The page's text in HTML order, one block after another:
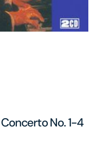
Concerto No. 1-4